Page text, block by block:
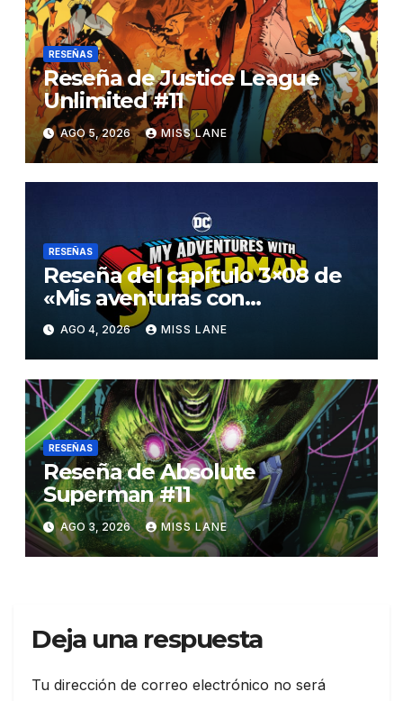
RESEÑAS
Reseña de Justice League
Unlimited #11
AGO 5, 2026 MISS LANE
RESEÑAS
Reseña del capítulo 3×08 de
«Mis aventuras con
Superman»
AGO 4, 2026 MISS LANE
RESEÑAS
Reseña de Absolute
Superman #11
AGO 3, 2026 MISS LANE
Deja una respuesta
Tu dirección de correo electrónico no será